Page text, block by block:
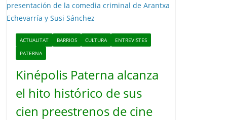
ACTUALITAT BARRIOS CULTURA
ENTREVISTES
PATERNA
Kinépolis Paterna alcanza
el hito histórico de sus
cien preestrenos de cine